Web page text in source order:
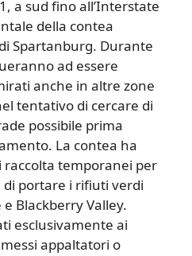
a sud fino all’Interstate
della contea
Spartanburg. Durante
ad essere
anche in altre zone
tentativo di cercare di
possibile prima
La contea ha
temporanei per
portare i rifiuti verdi
Blackberry Valley.
esclusivamente ai
appaltatori o